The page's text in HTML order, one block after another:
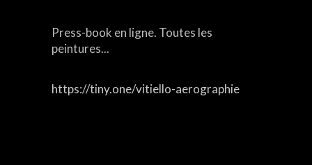
Press-book en ligne. Toutes les
peintures...
https://tiny.one/vitiello-aerographie